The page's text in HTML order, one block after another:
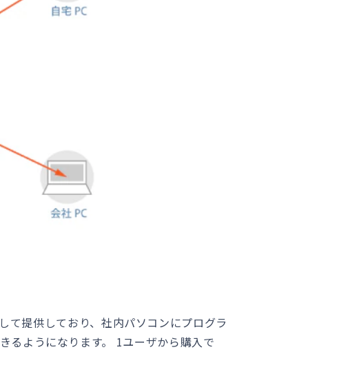
提供しており、社内パソコンにプログラ
るようになります。 1ユーザから購入で